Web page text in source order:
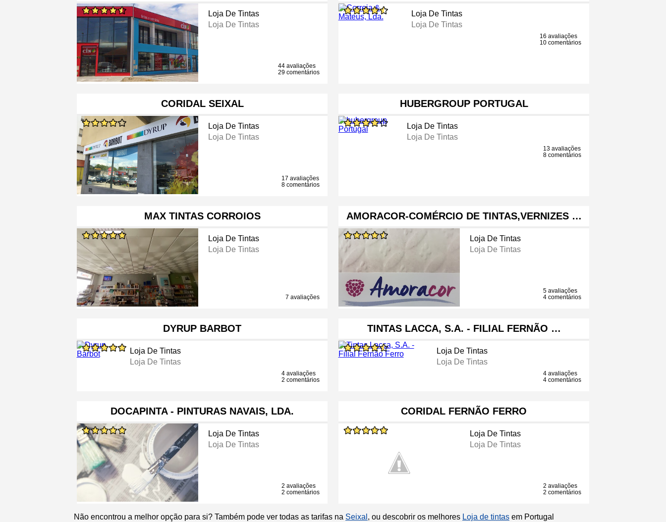
Loja De Tintas
Loja De Tintas
44 avaliações
29 comentários
Loja De Tintas
Loja De Tintas
16 avaliações
10 comentários
CORIDAL SEIXAL
Loja De Tintas
Loja De Tintas
17 avaliações
8 comentários
HUBERGROUP PORTUGAL
Loja De Tintas
Loja De Tintas
13 avaliações
8 comentários
MAX TINTAS CORROIOS
Loja De Tintas
Loja De Tintas
7 avaliações
AMORACOR-COMÉRCIO DE TINTAS,VERNIZES …
Loja De Tintas
Loja De Tintas
5 avaliações
4 comentários
DYRUP BARBOT
Loja De Tintas
Loja De Tintas
4 avaliações
2 comentários
TINTAS LACCA, S.A. - FILIAL FERNÃO …
Loja De Tintas
Loja De Tintas
4 avaliações
4 comentários
DOCAPINTA - PINTURAS NAVAIS, LDA.
Loja De Tintas
Loja De Tintas
2 avaliações
2 comentários
CORIDAL FERNÃO FERRO
Loja De Tintas
Loja De Tintas
2 avaliações
2 comentários
Não encontrou a melhor opção para si? Também pode ver todas as tarifas na Seixal , ou descobrir os melhores Loja de tintas em Portugal